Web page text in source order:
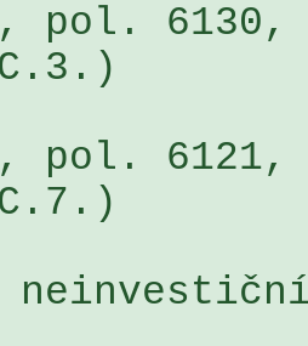
pol. 6130,
pol. 6121,